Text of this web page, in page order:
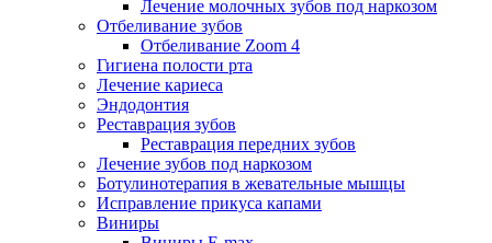
Лечение молочных зубов под наркозом
Отбеливание зубов
Отбеливание Zoom 4
Гигиена полости рта
Лечение кариеса
Эндодонтия
Реставрация зубов
Реставрация передних зубов
Лечение зубов под наркозом
Ботулинотерапия в жевательные мышцы
Исправление прикуса капами
Виниры